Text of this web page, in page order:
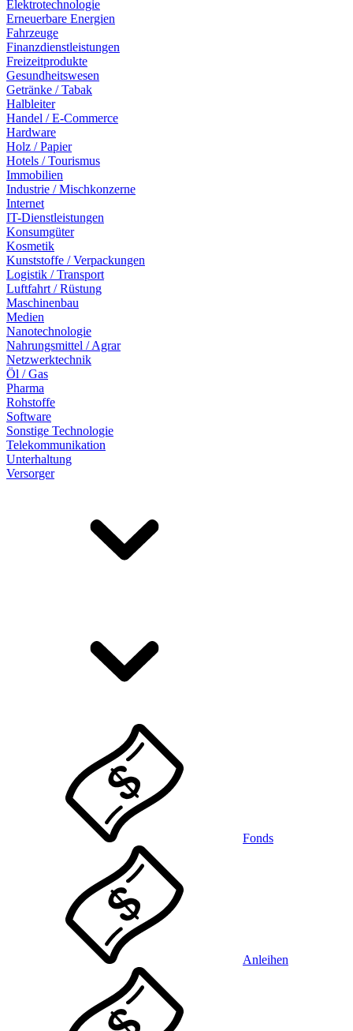
Elektrotechnologie
Erneuerbare Energien
Fahrzeuge
Finanzdienstleistungen
Freizeitprodukte
Gesundheitswesen
Getränke / Tabak
Halbleiter
Handel / E-Commerce
Hardware
Holz / Papier
Hotels / Tourismus
Immobilien
Industrie / Mischkonzerne
Internet
IT-Dienstleistungen
Konsumgüter
Kosmetik
Kunststoffe / Verpackungen
Logistik / Transport
Luftfahrt / Rüstung
Maschinenbau
Medien
Nanotechnologie
Nahrungsmittel / Agrar
Netzwerktechnik
Öl / Gas
Pharma
Rohstoffe
Software
Sonstige Technologie
Telekommunikation
Unterhaltung
Versorger
Fonds
Anleihen